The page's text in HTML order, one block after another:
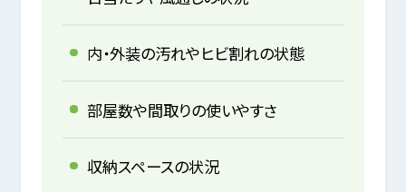
内・外装の汚れやヒビ割れの状態
部屋数や間取りの使いやすさ
収納スペースの状況